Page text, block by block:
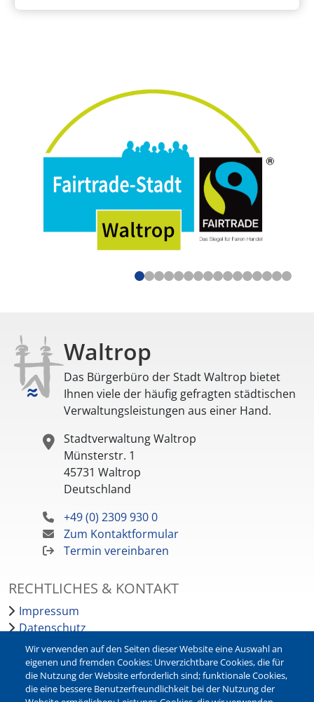
Waltrop
Das Bürgerbüro der Stadt Waltrop bietet
Ihnen viele der häufig gefragten städtischen
Verwaltungsleistungen aus einer Hand.
Stadtverwaltung Waltrop
Münsterstr. 1
45731 Waltrop
Deutschland
+49 (0) 2309 930 0
Zum Kontaktformular
Termin vereinbaren
RECHTLICHES & KONTAKT
Impressum
Datenschutz
Barrierefreiheit
Leichte Sprache
Bankverbindungen
Pressestelle
Wir verwenden auf den Seiten dieser Website eine Auswahl an
eigenen und fremden Cookies: Unverzichtbare Cookies, die für
die Nutzung der Website erforderlich sind; funktionale Cookies,
die eine bessere Benutzerfreundlichkeit bei der Nutzung der